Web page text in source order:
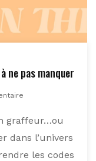
ne pas manquer
graffeur…ou
dans l’univers
les codes